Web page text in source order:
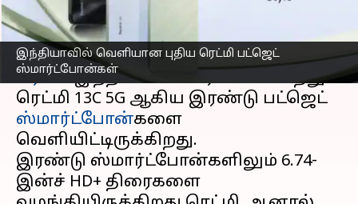
இந்தியாவில் வெளியான புதிய ரெட்மி பட்ஜெட்
ஸ்மார்ட்போன்கள்
செய்தி முன்னோட்டம்
ஷாவ்மியின் துணை நிறுவனமான
ரெட்மிஇந்தியாவில் ரெட்மி 13C மற்றும்
ரெட்மி 13C 5G ஆகிய இரண்டு பட்ஜெட்
ஸ்மார்ட்போன்களை
வெளியிட்டிருக்கிறது.
இரண்டு ஸ்மார்ட்போன்களிலும் 6.74-
இன்ச் HD+ திரைகளை